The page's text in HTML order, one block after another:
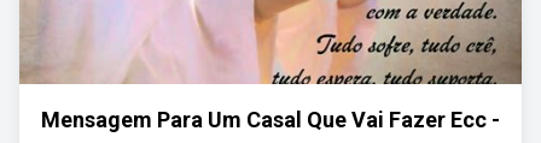
Mensagem Para Um Casal Que Vai Fazer Ecc -